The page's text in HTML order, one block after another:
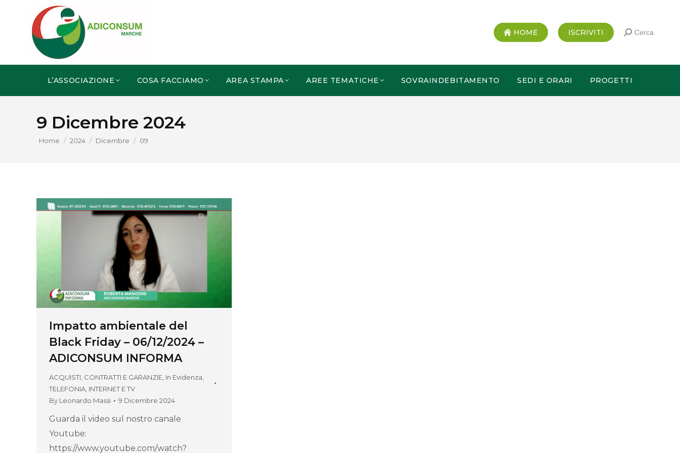
HOME ISCRIVITI Cerca
L’ASSOCIAZIONE COSA FACCIAMO AREA STAMPA AREE TEMATICHE SOVRAINDEBITAMENTO SEDI E ORARI PROGETTI
9 Dicembre 2024
You are here:
Home 2024 Dicembre 09
Impatto ambientale del
Black Friday – 06/12/2024 –
ADICONSUM INFORMA
ACQUISTI, CONTRATTI E GARANZIE, In Evidenza,
TELEFONIA, INTERNET E TV
By Leonardo Massi 9 Dicembre 2024
Guarda il video sul nostro canale
Youtube:
https://www.youtube.com/watch?